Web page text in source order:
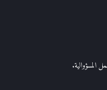
المسؤوالية.